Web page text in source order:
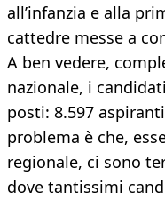
all’infanzia e alla
cattedre messe a
A ben vedere,
nazionale, i
posti: 8.597
problema è che,
regionale, ci sono
dove tantissimi